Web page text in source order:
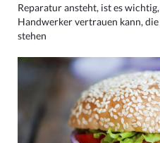
Reparatur ansteht, ist es
Handwerker vertrauen kann,
stehen